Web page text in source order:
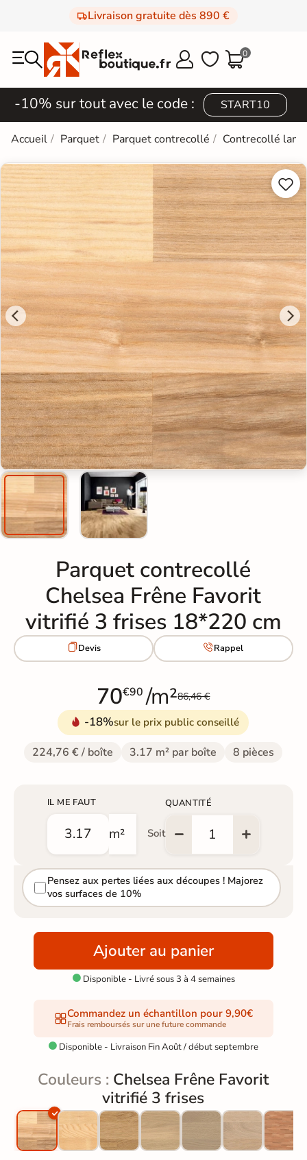
Livraison gratuite dès 890 €
  0
-10% sur tout avec le code : START10
Accueil Parquet Parquet contrecollé Contrecollé


Parquet contrecollé
Chelsea Frêne Favorit
vitrifié 3 frises 18*220 cm
Devis Rappel
70€90 /m²86,46 €
-18%sur le prix public conseillé
224,76 € / boîte 3.17 m² par boîte 8 pièces
IL ME FAUT
m² Soit
QUANTITÉ
Pensez aux pertes liées aux découpes ! Majorez
vos surfaces de 10%
Ajouter au panier
Disponible - Livré sous 3 à 4 semaines
Commandez un échantillon pour 9,90€
Frais remboursés sur une future commande
 Disponible - Livraison Fin Août / début septembre
Couleurs : Chelsea Frêne Favorit
vitrifié 3 frises